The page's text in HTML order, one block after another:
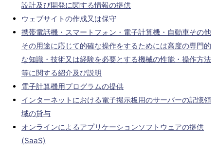
設計及び開発に関する情報の提供
ウェブサイトの作成又は保守
携帯電話機・スマートフォン・電子計算機・自動車その他
その用途に応じて的確な操作をするためには高度の専門的
な知識・技術又は経験を必要とする機械の性能・操作方法
等に関する紹介及び説明
電子計算機用プログラムの提供
インターネットにおける電子掲示板用のサーバーの記憶領
域の貸与
オンラインによるアプリケーションソフトウェアの提供
(SaaS)